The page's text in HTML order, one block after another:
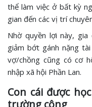
thể làm việc ở bất kỳ
gian đến các vị trí
Nhờ quyền lợi này,
giảm bớt gánh nặng
vợ/chồng cũng có cơ
nhập xã hội Phần Lan.
Con cái được
trường công